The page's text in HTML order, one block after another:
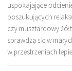
uspokajające
poszukujących
czy musztardowy
sprawdzą się w
w przestrzeniach